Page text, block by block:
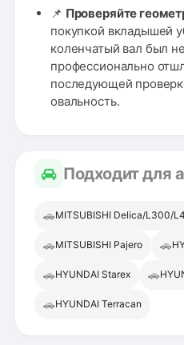
📌 Проверяйте
покупкой вкладышей
коленчатый вал был
профессионально
последующей
овальность.
Подходит для
🚗MITSUBISHI Delica/L300/
🚗MITSUBISHI Pajero 🚗
🚗HYUNDAI Starex 🚗
🚗HYUNDAI Terracan